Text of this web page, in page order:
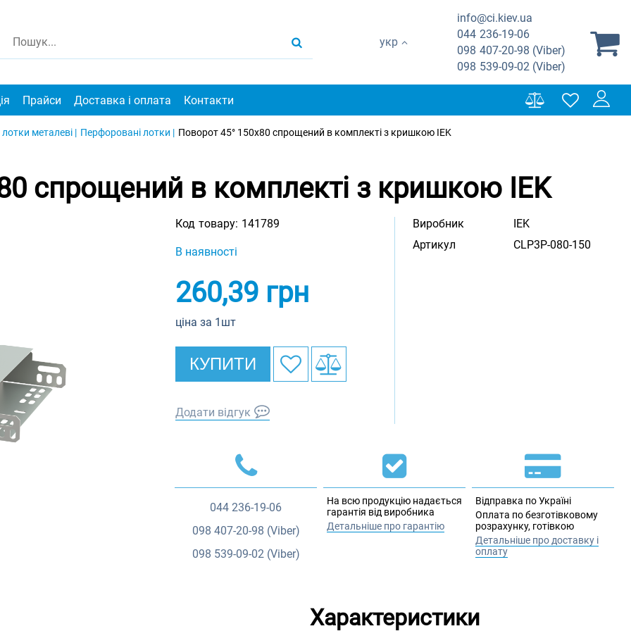
укр
info@ci.kiev.ua
044 236-19-06
098 407-20-98 (Viber)
098 539-09-02 (Viber)
Прайси Доставка і оплата Контакти
металеві | Перфоровані лотки | Поворот 45° 150х80 спрощений в комплекті з кришкою IEK
спрощений в комплекті з кришкою IEK
Код товару: 141789
В наявності
260,39 грн
ціна за 1шт
КУПИТИ
Додати відгук
Виробник
IEK
Артикул
CLP3P-080-150
044 236-19-06
098 407-20-98 (Viber)
098 539-09-02 (Viber)
На всю продукцію надається
гарантія від виробника
Детальніше про гарантію
Відправка по Україні
Оплата по безготівковому
розрахунку, готівкою
Детальніше про доставку і
оплату
Характеристики